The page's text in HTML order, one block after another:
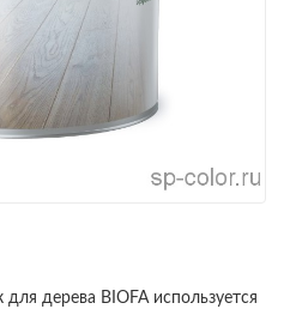
дерева BIOFA используется